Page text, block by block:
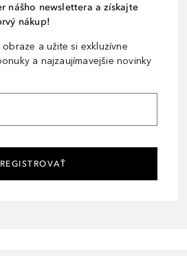
nášho newslettera a získajte
nákup!
a užite si exkluzívne
a najzaujímavejšie novinky
REGISTROVAŤ